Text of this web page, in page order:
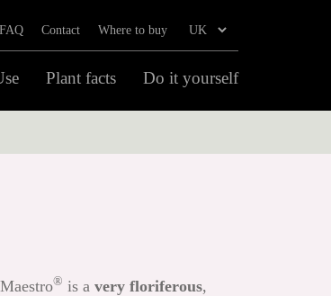
FAQ Contact Where to buy
Plant facts Do it yourself
® is a very floriferous,